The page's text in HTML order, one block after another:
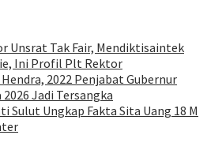
Unsrat Tak Fair, Mendiktisaintek
Ini Profil Plt Rektor
2022 Penjabat Gubernur
Jadi Tersangka
Sulut Ungkap Fakta Sita Uang 18 M